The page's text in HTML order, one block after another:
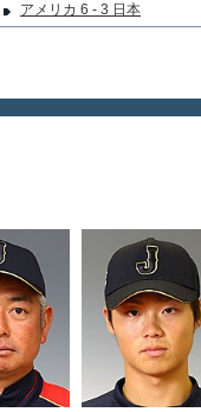
アメリカ 6 - 3 日本